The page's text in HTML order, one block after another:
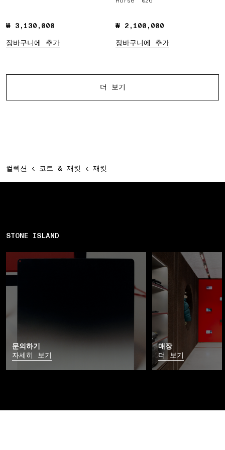
₩ 3,130,000
₩ 3,130,000
장바구니에 추가
₩ 2,100,000
₩ 2,100,000
장바구니에 추가
더 보기
컬렉션 코트 & 재킷 재킷
STONE ISLAND
문의하기
자세히 보기
매장
더 보기